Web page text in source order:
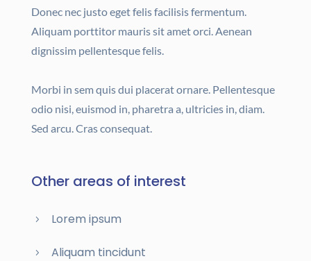
Donec nec justo eget felis facilisis fermentum.
Aliquam porttitor mauris sit amet orci. Aenean
dignissim pellentesque felis.
Morbi in sem quis dui placerat ornare. Pellentesque
odio nisi, euismod in, pharetra a, ultricies in, diam.
Sed arcu. Cras consequat.
Other areas of interest
Lorem ipsum
Aliquam tincidunt